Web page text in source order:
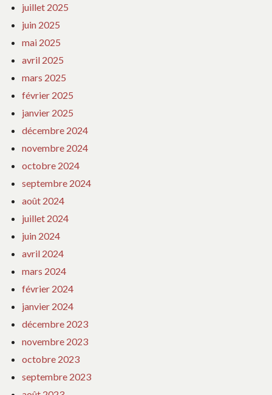
juillet 2025
juin 2025
mai 2025
avril 2025
mars 2025
février 2025
janvier 2025
décembre 2024
novembre 2024
octobre 2024
septembre 2024
août 2024
juillet 2024
juin 2024
avril 2024
mars 2024
février 2024
janvier 2024
décembre 2023
novembre 2023
octobre 2023
septembre 2023